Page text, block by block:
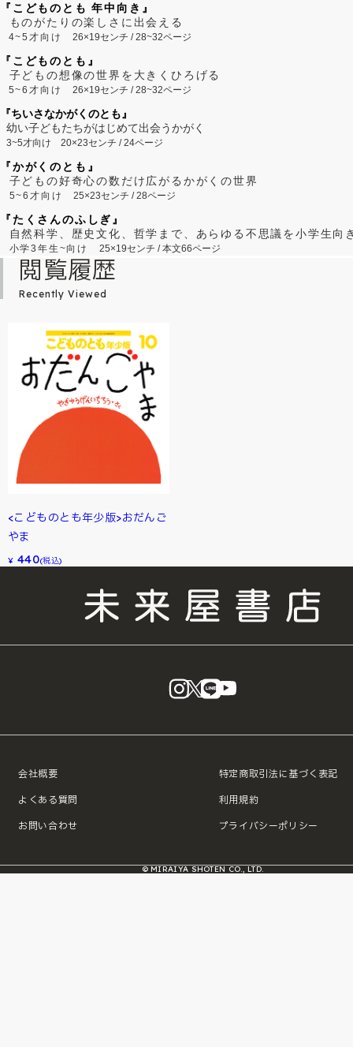
『こどものとも 年中向き』
ものがたりの楽しさに出会える
4~5才向け26×19センチ / 28~32ページ
『こどものとも』
子どもの想像の世界を大きくひろげる
5~6才向け26×19センチ / 28~32ページ
『ちいさなかがくのとも』
幼い子どもたちがはじめて出会うかがく
3~5才向け 20×23センチ / 24ページ
『かがくのとも』
子どもの好奇心の数だけ広がるかがくの世界
5~6才向け25×23センチ / 28ページ
『たくさんのふしぎ』
自然科学、歴史文化、哲学まで、あらゆる不思議を小学生向
小学3年生~向け 25×19センチ / 本文66ページ
閲覧履歴
Recently Viewed
<こどものとも年少版>おだんご
やま
¥ 440(税込)
instagram
X LINE
会社概要
よくある質問
お問い合わせ
特定商取引法に基づく表記
利用規約
プライバシーポリシー
© MIRAIYA SHOTEN CO., LTD.